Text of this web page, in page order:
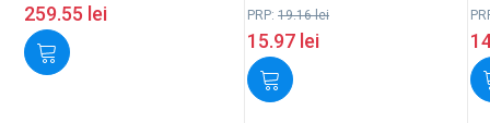
259.55 lei PRP: 19.16lei
15.97 lei